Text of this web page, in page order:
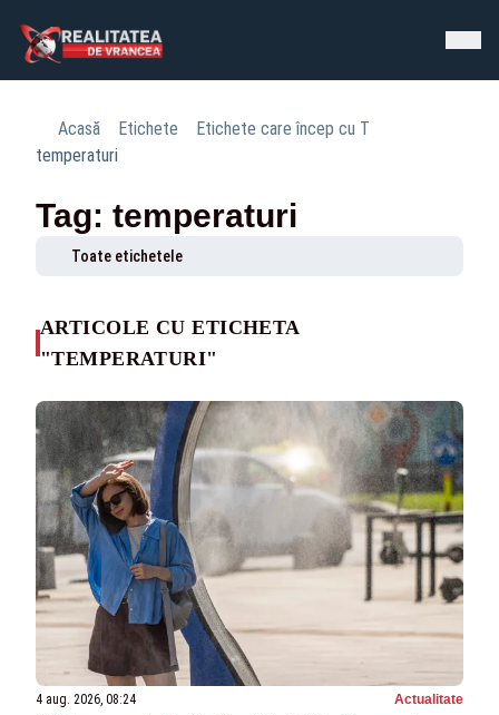
Acasă Etichete
Etichete care încep cu T
temperaturi
Tag: temperaturi
Toate etichetele
ARTICOLE CU ETICHETA
"TEMPERATURI"
4 aug. 2026, 08:24 Actualitate